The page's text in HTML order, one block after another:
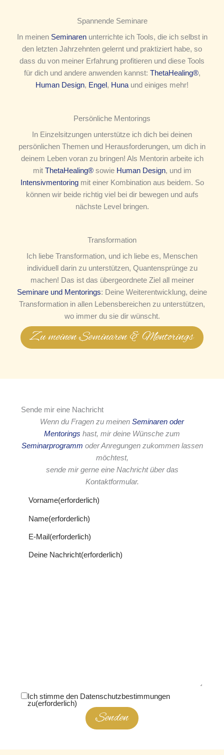
Spannende Seminare
In meinen Seminarenunterrichte ich Tools, die ich selbst in
den letzten Jahrzehnten gelernt und praktiziert habe, so
dass du von meiner Erfahrung profitieren und diese Tools
für dich und andere anwenden kannst: ThetaHealing®,
Human Design, Engel , Huna und einiges mehr!
Persönliche Mentorings
In Einzelsitzungen unterstütze ich dich bei deinen
persönlichen Themen und Herausforderungen, um dich in
deinem Leben voran zu bringen! Als Mentorin arbeite ich
mit ThetaHealing®sowie Human Design, und im
Intensivmentoringmit einer Kombination aus beidem. So
können wir beide richtig viel bei dir bewegen und aufs
nächste Level bringen.
Transformation
Ich liebe Transformation, und ich liebe es, Menschen
individuell darin zu unterstützen, Quantensprünge zu
machen! Das ist das übergeordnete Ziel all meiner
Seminare und Mentorings: Deine Weiterentwicklung, deine
Transformation in allen Lebensbereichen zu unterstützen,
wo immer du sie dir wünscht.
Zu meinen Seminaren & Mentorings
Sende mir eine Nachricht
Wenn du Fragen zu meinen Seminaren oder
Mentorings hast, mir deine Wünsche zum
Seminarprogramm oder Anregungen zukommen lassen
möchtest,
sende mir gerne eine Nachricht über das
Kontaktformular.
Vorname(erforderlich)
Name(erforderlich)
E-Mail (erforderlich)
Deine Nachricht(erforderlich)
Ich stimme den Datenschutzbestimmungen
zu(erforderlich)
Senden